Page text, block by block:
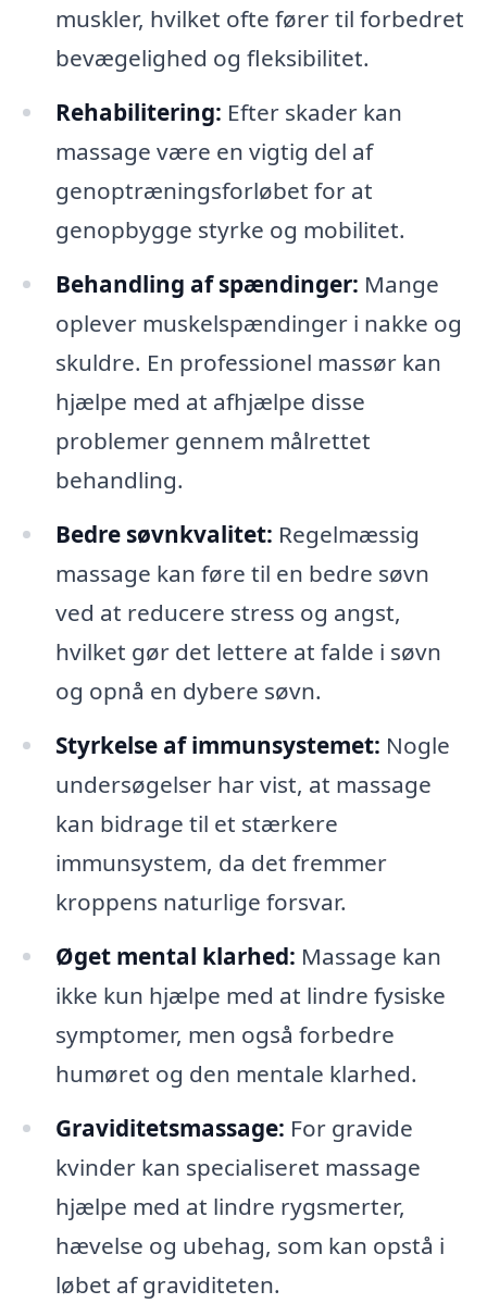
muskler, hvilket ofte fører til forbedret
bevægelighed og fleksibilitet.
Rehabilitering: Efter skader kan
massage være en vigtig del af
genoptræningsforløbet for at
genopbygge styrke og mobilitet.
Behandling af spændinger: Mange
oplever muskelspændinger i nakke og
skuldre. En professionel massør kan
hjælpe med at afhjælpe disse
problemer gennem målrettet
behandling.
Bedre søvnkvalitet: Regelmæssig
massage kan føre til en bedre søvn
ved at reducere stress og angst,
hvilket gør det lettere at falde i søvn
og opnå en dybere søvn.
Styrkelse af immunsystemet: Nogle
undersøgelser har vist, at massage
kan bidrage til et stærkere
immunsystem, da det fremmer
kroppens naturlige forsvar.
Øget mental klarhed: Massage kan
ikke kun hjælpe med at lindre fysiske
symptomer, men også forbedre
humøret og den mentale klarhed.
Graviditetsmassage: For gravide
kvinder kan specialiseret massage
hjælpe med at lindre rygsmerter,
hævelse og ubehag, som kan opstå i
løbet af graviditeten.